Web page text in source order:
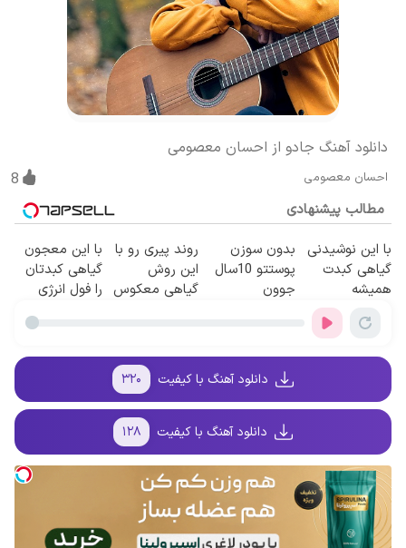
دانلود آهنگ جادو از احسان معصومی
احسان معصومی 8
مطالب پیشنهادی
با این نوشیدنی
گیاهی کبدت
همیشه
بدون سوزن
پوستتو 10سال
جوون
روند پیری رو با
این روش
گیاهی معکوس
با این معجون
گیاهی کبدتان
را فول انرژی
دانلود آهنگ با کیفیت ۳۲۰
دانلود آهنگ با کیفیت ۱۲۸